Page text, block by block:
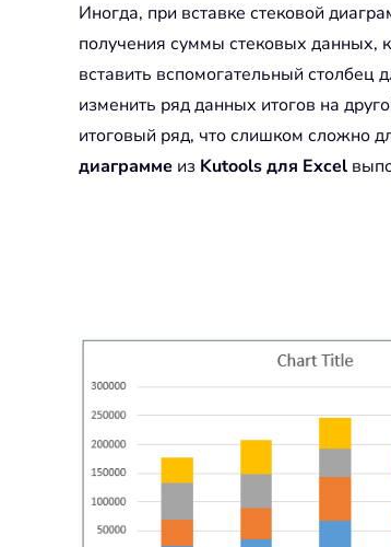
Иногда, при вставке стековой
получения суммы стековых данных,
вставить вспомогательный столбец
изменить ряд данных итогов на
итоговый ряд, что слишком сложно
диаграмме из Kutools для Excel